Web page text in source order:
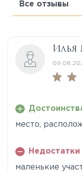
Все отзывы
Илья
место,
Недостатки
маленькие